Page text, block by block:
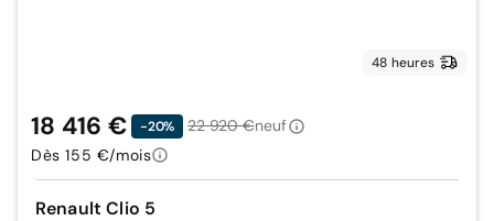
48 heures
Renault Clio 5
18 416 € -20% 22 920 €neuf
Dès 155 €/mois